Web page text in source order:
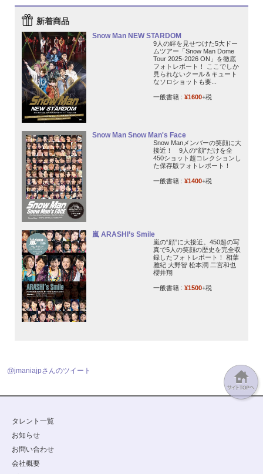
新着商品
Snow Man NEW STARDOM
9人の絆を見せつけた5大ドー
ムツアー「Snow Man Dome
Tour 2025-2026 ON」を徹底
フォトレポート！ ここでしか
見られないクール＆キュート
なソロショットも要...
一般書籍 : ¥1600+税
Snow Man Snow Man's Face
Snow Manメンバーの笑顔に大
接近！ 9人の“顔”だけを全
450ショット超コレクションし
た保存版フォトレポート！
一般書籍 : ¥1400+税
嵐 ARASHI’s Smile
嵐の“顔”に大接近。450超の写
真で5人の笑顔の歴史を完全収
録したフォトレポート！ 相葉
雅紀 大野智 松本潤 二宮和也
櫻井翔
一般書籍 : ¥1500+税
@jmaniajpさんのツイート
タレント一覧
お知らせ
お問い合わせ
会社概要